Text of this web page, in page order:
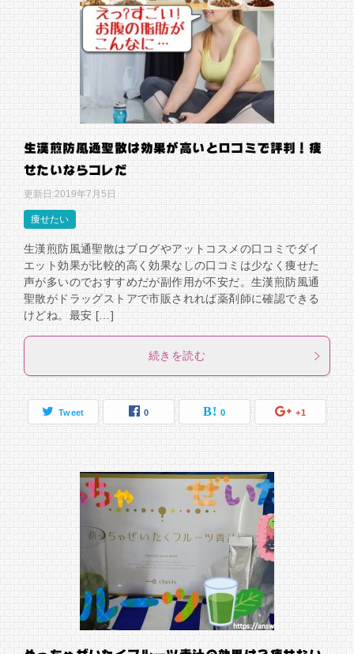
生漢煎防風通聖散は効果が高いと口コミで評判！痩
せたいならコレだ
更新日:2019年7月5日
痩せたい
生漢煎防風通聖散はブログやアットコスメの口コミでダイ
エット効果が比較的高く効果なしの口コミは少なく痩せた
声が多いのでおすすめだが副作用が不安だ。生漢煎防風通
聖散がドラッグストアで市販されれば薬剤師に確認できる
けどね。最安 […]
続きを読む
Tweet 0 0 +1